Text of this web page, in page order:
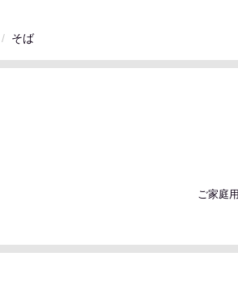
そば
ご家庭